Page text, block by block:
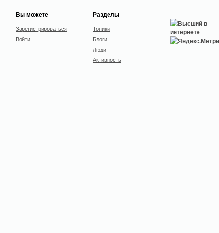
Вы можете
Зарегистрироваться
Войти
Разделы
Топики
Блоги
Люди
Активность